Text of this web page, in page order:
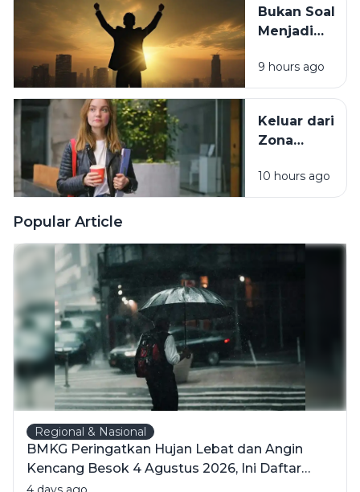
Sedang
Minta
Bukan Soal
Menjadi
Ini Cara
Berubah
Kehilangan
Diri Sendiri
9 hours ago
Keluar dari
Zona
Tanpa Harus
Memaksakan
10 hours ago
Popular Article
Regional & Nasional
BMKG Peringatkan Hujan Lebat dan Angin
Kencang Besok 4 Agustus 2026, Ini Daftar
Wilayahnya